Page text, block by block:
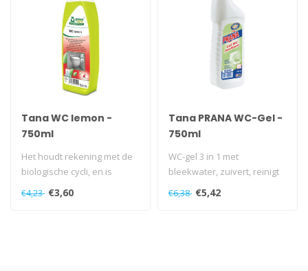
Tana WC lemon -
750ml
Het houdt rekening met de
biologische cycli, en is
ontwikkeld met het oog op
€4,23 €3,60
Tana PRANA WC-Gel -
750ml
WC-gel 3 in 1 met
bleekwater, zuivert, reinigt
en ontgeurt gelijktijdig...
€6,38 €5,42